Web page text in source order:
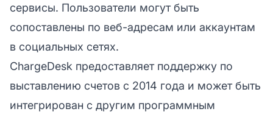
сервисы. Пользователи могут быть
сопоставлены по веб-адресам или аккаунтам
в социальных сетях.
ChargeDesk предоставляет поддержку по
выставлению счетов с 2014 года и может быть
интегрирован с другим программным